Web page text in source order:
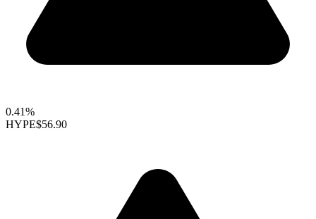
0.41%
HYPE$56.90